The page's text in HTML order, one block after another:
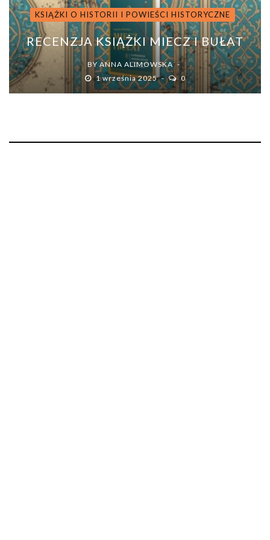
KSIĄŻKI O HISTORII I POWIEŚCI HISTORYCZNE
RECENZJA KSIĄŻKI MIECZ I BUŁAT
BY ANNA ALIMOWSKA
1 września 2025
0